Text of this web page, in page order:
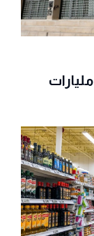
موجودات المركزي ترتفع الى 9.46 مليارات